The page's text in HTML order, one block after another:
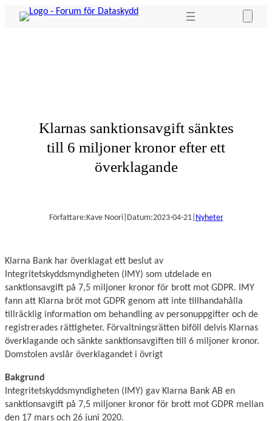
Hoppa
Klarnas sanktionsavgift sänktes
till 6 miljoner kronor efter ett
överklagande
Författare:Kave Noori| Datum:2023-04-21| Nyheter
Klarna Bank har överklagat ett beslut av
Integritetskyddsmyndigheten (IMY) som utdelade en
sanktionsavgift på 7,5 miljoner kronor för brott mot GDPR. IMY
fann att Klarna bröt mot GDPR genom att inte tillhandahålla
tillräcklig information om behandling av personuppgifter och de
registrerades rättigheter. Förvaltningsrätten biföll delvis Klarnas
överklagande och sänkte sanktionsavgiften till 6 miljoner kronor.
Domstolen avslår överklagandet i övrigt
Bakgrund
Integritetskyddsmyndigheten (IMY) gav Klarna Bank AB en
sanktionsavgift på 7,5 miljoner kronor för brott mot GDPR mellan
den 17 mars och 26 juni 2020.